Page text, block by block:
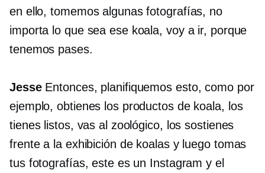
en ello, tomemos algunas fotografías, no
importa lo que sea ese koala, voy a ir, porque
tenemos pases.
JesseEntonces, planifiquemos esto, como por
ejemplo, obtienes los productos de koala, los
tienes listos, vas al zoológico, los sostienes
frente a la exhibición de koalas y luego tomas
tus fotografías, este es un Instagram y el